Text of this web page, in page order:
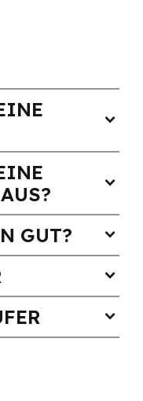
expand_more
expand_more
GUT? expand_more
expand_more
expand_more